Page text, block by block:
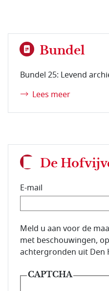
Bundel
Bundel 25: Levend
Lees meer
De
E-mail
E-mailadres van de
Meld u aan voor de
met beschouwingen,
achtergronden uit Den
CAPTCHA